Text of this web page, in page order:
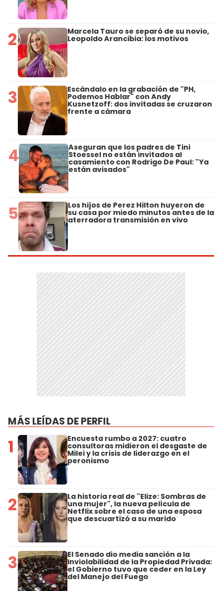
2 Marcela Tauro se separó de su novio,
Leopoldo Arancibia: los motivos
3 Escándalo en la grabación de "PH,
Podemos Hablar" con Andy
Kusnetzoff: dos invitadas se cruzaron
frente a cámara
4 Aseguran que los padres de Tini
Stoessel no están invitados al
casamiento con Rodrigo De Paul: "Ya
están avisados"
5 Los hijos de Perez Hilton huyeron de
su casa por miedo minutos antes de la
aterradora transmisión en vivo
MÁS LEÍDAS DE PERFIL
1 Encuesta rumbo a 2027: cuatro
consultoras midieron el desgaste de
Milei y la crisis de liderazgo en el
peronismo
2 La historia real de "Elize: Sombras de
una mujer", la nueva película de
Netflix sobre el caso de una esposa
que descuartizó a su marido
3 El Senado dio media sanción a la
Inviolabilidad de la Propiedad Privada:
el Gobierno tuvo que ceder en la Ley
del Manejo del Fuego